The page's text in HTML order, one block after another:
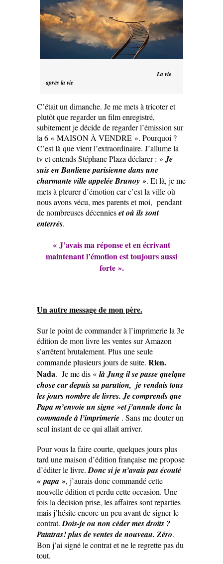
La vie
après la vie
C’était un dimanche. Je me mets à tricoter et
plutôt que regarder un film enregistré,
subitement je décide de regarder l’émission sur
la 6 « MAISON À VENDRE ». Pourquoi ?
C’est là que vient l’extraordinaire. J’allume la
tv et entends Stéphane Plaza déclarer : » Je
suis en Banlieue parisienne dans une
charmante ville appelée Brunoy ». Et là, je me
mets à pleurer d’émotion car c’est la ville où
nous avons vécu, mes parents et moi, pendant
de nombreuses décennieset où ils sont
enterrés.
« J’avais ma réponse et en écrivant
maintenant l’émotion est toujours aussi
forte ».
Un autre message de mon père.
Sur le point de commander à l’imprimerie la 3e
édition de mon livre les ventes sur Amazon
s’arrêtent brutalement. Plus une seule
commande plusieurs jours de suite. Rien.
Nada. Je me dis « là Jung il se passe quelque
chose car depuis sa parution, je vendais tous
les jours nombre de livres. Je comprends que
Papa m’envoie un signe »et j’annule donc la
commande à l’imprimerie . Sans me douter un
seul instant de ce qui allait arriver.
Pour vous la faire courte, quelques jours plus
tard une maison d’édition française me propose
d’éditer le livre. Donc si je n’avais pas écouté
« papa », j’aurais donc commandé cette
nouvelle édition et perdu cette occasion. Une
fois la décision prise, les affaires sont reparties
mais j’hésite encore un peu avant de signer le
contrat. Dois-je ou non céder mes droits ?
Patatras! plus de ventes de nouveau. Zéro.
Bon j’ai signé le contrat et ne le regrette pas du
tout.